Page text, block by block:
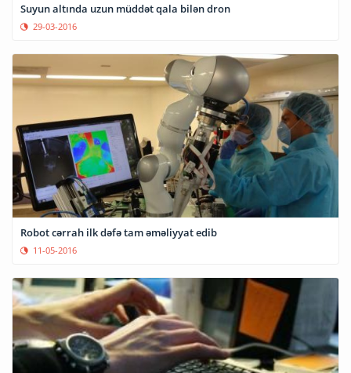
Suyun altında uzun müddət qala bilən dron
29-03-2016
Robot cərrah ilk dəfə tam əməliyyat edib
11-05-2016